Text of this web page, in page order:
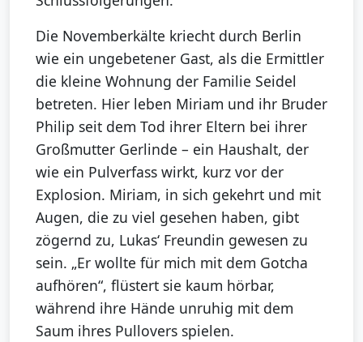
Die Novemberkälte kriecht durch Berlin
wie ein ungebetener Gast, als die Ermittler
die kleine Wohnung der Familie Seidel
betreten. Hier leben Miriam und ihr Bruder
Philip seit dem Tod ihrer Eltern bei ihrer
Großmutter Gerlinde – ein Haushalt, der
wie ein Pulverfass wirkt, kurz vor der
Explosion. Miriam, in sich gekehrt und mit
Augen, die zu viel gesehen haben, gibt
zögernd zu, Lukas‘ Freundin gewesen zu
sein. „Er wollte für mich mit dem Gotcha
aufhören“, flüstert sie kaum hörbar,
während ihre Hände unruhig mit dem
Saum ihres Pullovers spielen.